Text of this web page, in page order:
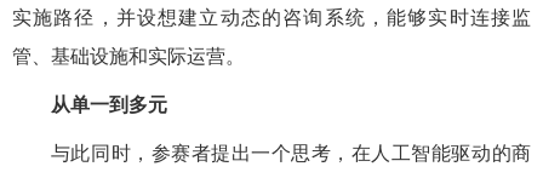
实施路径，并设想建立动态的咨询系统，能够实时连接监
管、基础设施和实际运营。
从单一到多元
与此同时，参赛者提出一个思考，在人工智能驱动的商